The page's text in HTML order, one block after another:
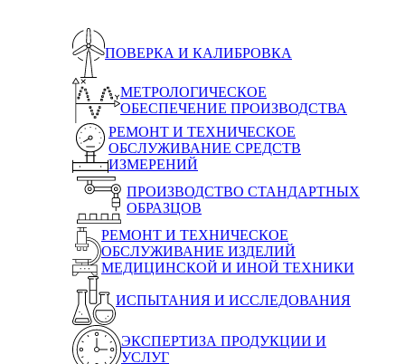
ПОВЕРКА И КАЛИБРОВКА
МЕТРОЛОГИЧЕСКОЕ
ОБЕСПЕЧЕНИЕ ПРОИЗВОДСТВА
РЕМОНТ И ТЕХНИЧЕСКОЕ
ОБСЛУЖИВАНИЕ СРЕДСТВ
ИЗМЕРЕНИЙ
ПРОИЗВОДСТВО СТАНДАРТНЫХ
ОБРАЗЦОВ
РЕМОНТ И ТЕХНИЧЕСКОЕ
ОБСЛУЖИВАНИЕ ИЗДЕЛИЙ
МЕДИЦИНСКОЙ И ИНОЙ ТЕХНИКИ
ИСПЫТАНИЯ И ИССЛЕДОВАНИЯ
ЭКСПЕРТИЗА ПРОДУКЦИИ И
УСЛУГ